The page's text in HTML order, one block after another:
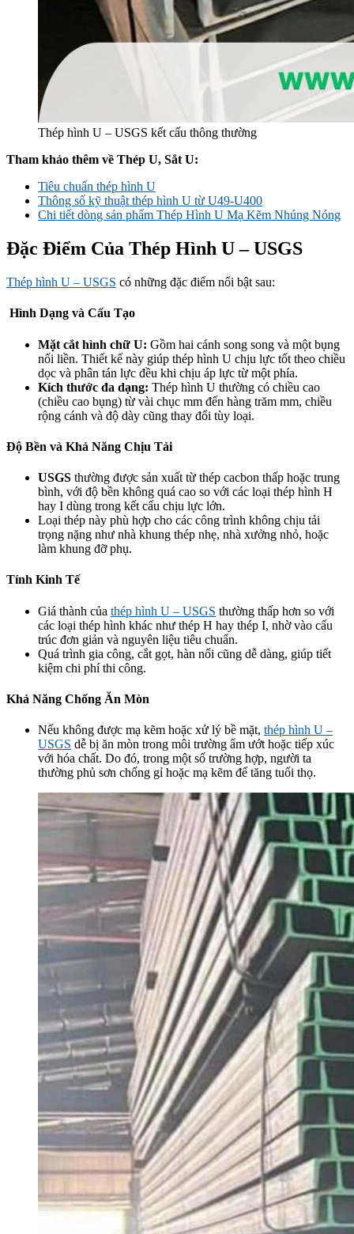
Thép hình U – USGS kết cấu thông thường
Tham khảo thêm về Thép U, Sắt U:
Tiêu chuẩn thép hình U
Thông số kỹ thuật thép hình U từ U49-U400
Chi tiết dòng sản phẩm Thép Hình U Mạ Kẽm Nhúng Nóng
Đặc Điểm Của Thép Hình U – USGS
Thép hình U – USGS có những đặc điểm nổi bật sau:
Hình Dạng và Cấu Tạo
Mặt cắt hình chữ U: Gồm hai cánh song song và một bụng
nối liền. Thiết kế này giúp thép hình U chịu lực tốt theo chiều
dọc và phân tán lực đều khi chịu áp lực từ một phía.
Kích thước đa dạng: Thép hình U thường có chiều cao
(chiều cao bụng) từ vài chục mm đến hàng trăm mm, chiều
rộng cánh và độ dày cũng thay đổi tùy loại.
Độ Bền và Khả Năng Chịu Tải
USGS thường được sản xuất từ thép cacbon thấp hoặc trung
bình, với độ bền không quá cao so với các loại thép hình H
hay I dùng trong kết cấu chịu lực lớn.
Loại thép này phù hợp cho các công trình không chịu tải
trọng nặng như nhà khung thép nhẹ, nhà xưởng nhỏ, hoặc
làm khung đỡ phụ.
Tính Kinh Tế
Giá thành của thép hình U – USGS thường thấp hơn so với
các loại thép hình khác như thép H hay thép I, nhờ vào cấu
trúc đơn giản và nguyên liệu tiêu chuẩn.
Quá trình gia công, cắt gọt, hàn nối cũng dễ dàng, giúp tiết
kiệm chi phí thi công.
Khả Năng Chống Ăn Mòn
Nếu không được mạ kẽm hoặc xử lý bề mặt, thép hình U –
USGS dễ bị ăn mòn trong môi trường ẩm ướt hoặc tiếp xúc
với hóa chất. Do đó, trong một số trường hợp, người ta
thường phủ sơn chống gỉ hoặc mạ kẽm để tăng tuổi thọ.